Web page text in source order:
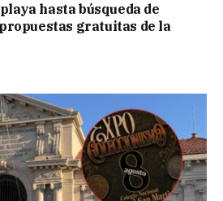
hasta búsqueda de
gratuitas de la